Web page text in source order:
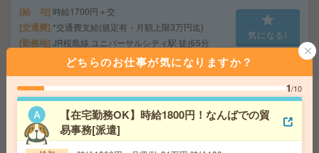
給 与 時給1700円＋交
交通費 *交通費支給(規定有・月額上限3万円迄)
勤務地 JR桜島線 ユニバーサルシティ駅 徒歩5分
気になる!
＼高時給1700円！／未経験OKの翻訳事務！年休124日程
度[派遣]
給 与 時給1700円＋交
交通費 ◆交通費実費支給※当社規定あり
どちらのお仕事が気になりますか？
1/10
【在宅勤務OK】時給1800円！なんばでの貿
易事務[派遣]